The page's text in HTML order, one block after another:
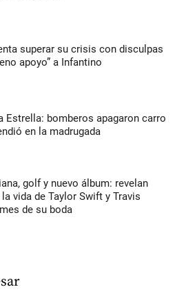
superar su crisis con disculpas
apoyo” a Infantino
Estrella: bomberos apagaron carro
en la madrugada
golf y nuevo álbum: revelan
vida de Taylor Swift y Travis
de su boda